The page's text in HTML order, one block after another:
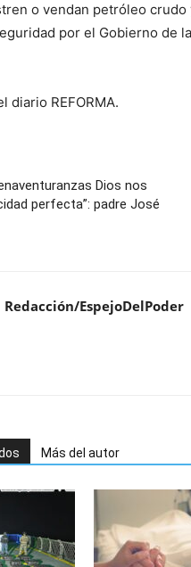
o vendan petróleo
por el Gobierno
diario REFORMA.
Dios nos
perfecta”: padre José
Redacción/EspejoDelPoder
Más del autor